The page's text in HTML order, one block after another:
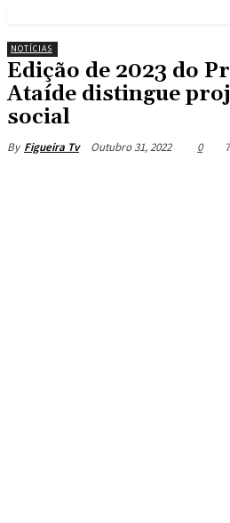
NOTÍCIAS
Edição de 2023 do
Ataíde distingue
social
By Figueira Tv Outubro 31, 2022 0